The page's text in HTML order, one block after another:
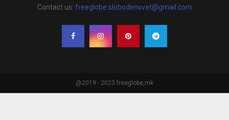
Contact us: freeglobe.slobodensvet@gmail.com
@2019 - 2023 freeglobe,mk